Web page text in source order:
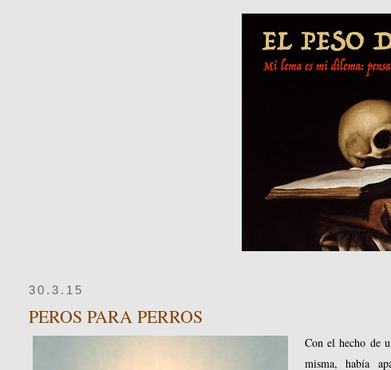
30.3.15
PEROS PARA PERROS
Con el hecho de
misma, había